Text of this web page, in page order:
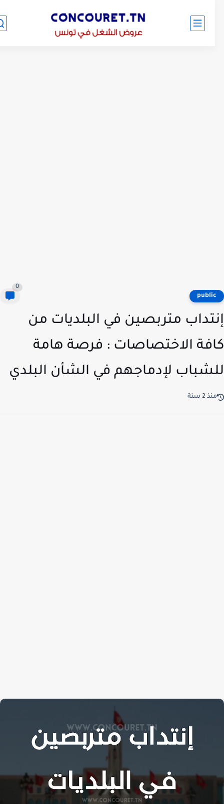
متربصين في البلديات من
الاختصاصات : فرصة هامة
لإدماجهم في الشأن البلدي
2 سنة